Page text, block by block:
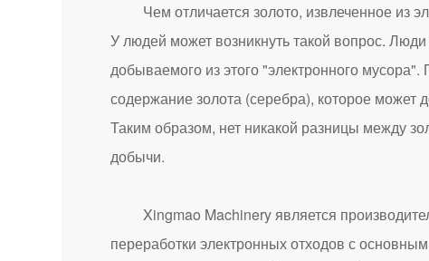
Чем отличается золото, извлеченное из
У людей может возникнуть такой вопрос.
добываемого из этого "электронного
содержание золота (серебра), которое может
Таким образом, нет никакой разницы между
добычи.
Xingmao Machinery является
переработки электронных отходов с